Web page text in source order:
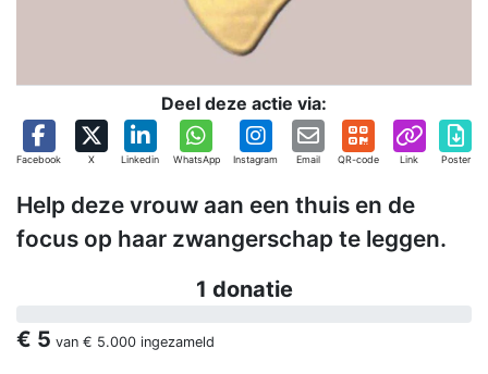
Deel deze actie via:
Facebook X Linkedin WhatsApp Instagram Email QR-code Link Poster
Help deze vrouw aan een thuis en de
focus op haar zwangerschap te leggen.
1 donatie
€ 5 van € 5.000 ingezameld